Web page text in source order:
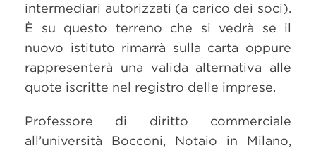
intermediari autorizzati (a carico dei soci).
È su questo terreno che si vedrà se il
nuovo istituto rimarrà sulla carta oppure
rappresenterà una valida alternativa alle
quote iscritte nel registro delle imprese.
Professore di diritto commerciale
all’università Bocconi, Notaio in Milano,